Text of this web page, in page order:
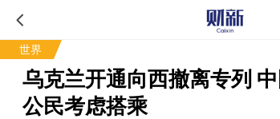
世界
乌克兰开通向西撤离专列
公民考虑搭乘